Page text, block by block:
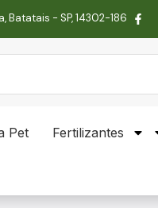
Batatais - SP, 14302-186
Pet Fertilizantes